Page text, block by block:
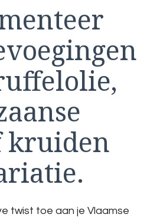
kruiden
twist toe aan je Vlaamse